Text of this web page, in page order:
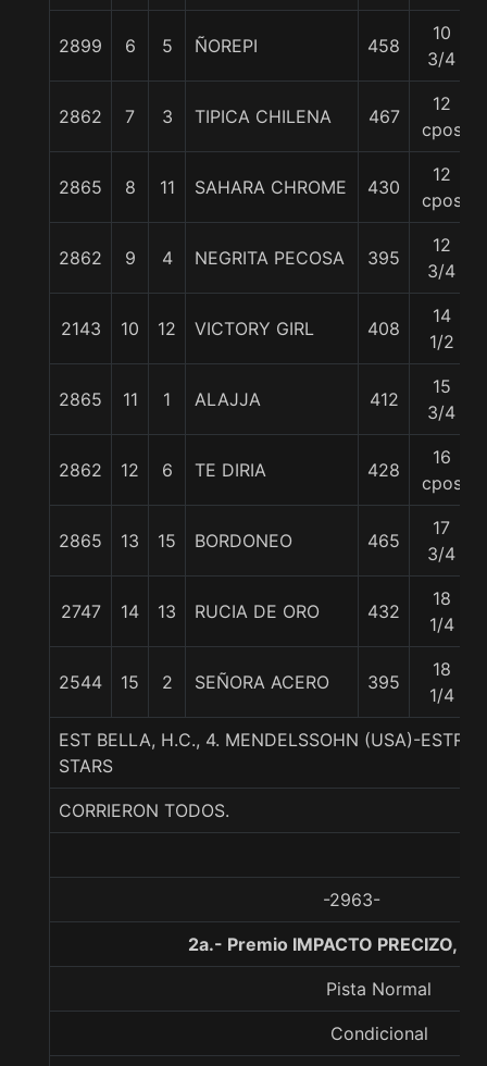
2899 6 5 ÑOREPI 458
10
3/4
2862 7 3 TIPICA CHILENA 467
12
cpos
2865 8 11 SAHARA CHROME 430
12
cpos
2862 9 4 NEGRITA PECOSA 395
12
3/4
2143 10 12 VICTORY GIRL 408
14
1/2
2865 11 1 ALAJJA 412
15
3/4
2862 12 6 TE DIRIA 428
16
cpos
2865 13 15 BORDONEO 465
17
3/4
2747 14 13 RUCIA DE ORO 432
18
1/4
2544 15 2 SEÑORA ACERO 395
18
1/4
EST BELLA, H.C., 4. MENDELSSOHN (USA)-
STARS
CORRIERON TODOS.
-2963-
2a.- Premio IMPACTO PRECIZO,
Pista Normal
Condicional